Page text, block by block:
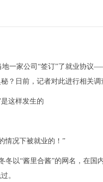
一家公司“签订”了就业协议
？日前，记者对此进行相关
这样发生的
情况下被就业的！”
以“酱里合酱”的网名，在
。